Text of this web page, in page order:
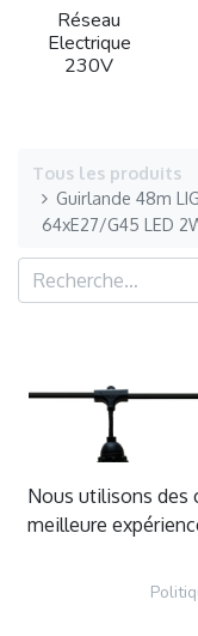
Réseau
Electrique
230V
Tous les produits
Guirlande 48m
64xE27/G45 LED
Nous utilisons des
meilleure